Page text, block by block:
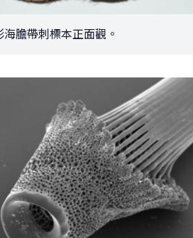
海膽帶刺標本正面觀。